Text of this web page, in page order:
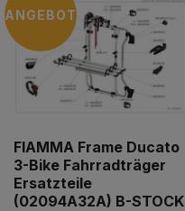
ANGEBOT
FIAMMA Frame Ducato
3-Bike Fahrradträger
Ersatzteile
(02094A32A) B-STOCK